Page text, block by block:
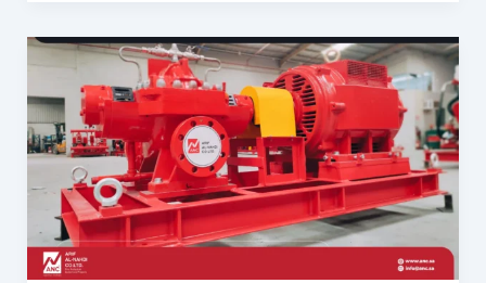
مضخات
الحريق
في
الفنادق:
متطلبات
الضغط
والتدفق
للمباني
متعددة